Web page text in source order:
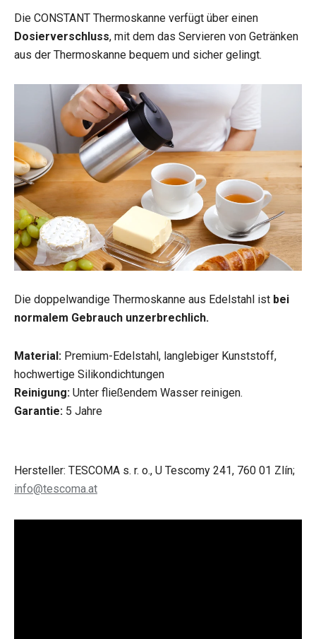
Die CONSTANT Thermoskanne verfügt über einen
Dosierverschluss, mit dem das Servieren von Getränken
aus der Thermoskanne bequem und sicher gelingt.
Die doppelwandige Thermoskanne aus Edelstahl ist bei
normalem Gebrauch unzerbrechlich.
Material: Premium-Edelstahl, langlebiger Kunststoff,
hochwertige Silikondichtungen
Reinigung: Unter fließendem Wasser reinigen.
Garantie: 5 Jahre
Hersteller: TESCOMA s. r. o., U Tescomy 241, 760 01 Zlín;
info@tescoma.at